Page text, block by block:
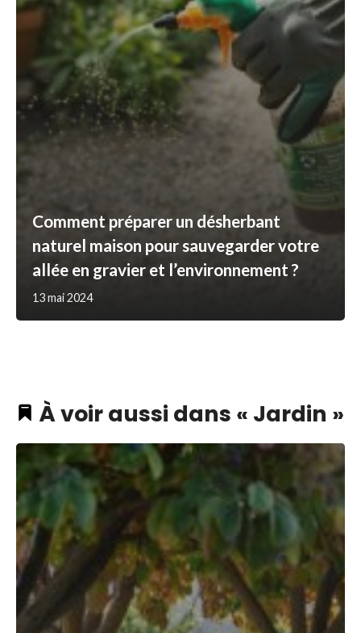
Comment préparer un désherbant
naturel maison pour sauvegarder votre
allée en gravier et l’environnement ?
13 mai 2024
À voir aussi dans « Jardin »